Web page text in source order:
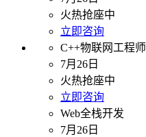
火热抢座中
立即咨询
C++物联网工程师
7月26日
火热抢座中
立即咨询
Web全栈开发
7月26日